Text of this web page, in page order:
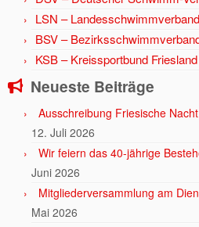
LSN – Landesschwimmverband
BSV –
KSB – Kreissportbund
Neueste Beiträge
Ausschreibung Friesische
12. Juli 2026
Wir feiern das 40-jährige
Juni 2026
Mitgliederversammlung am
Mai 2026